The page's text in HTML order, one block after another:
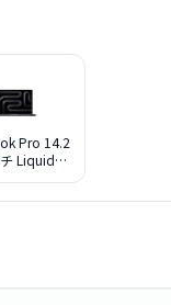
Pro 14.2
Liquid